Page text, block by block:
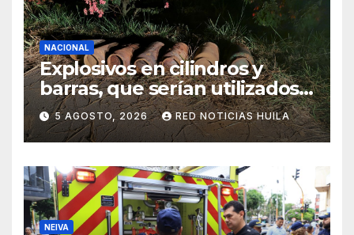
NACIONAL
Explosivos en cilindros y
barras, que serían utilizados
en Cali, fueron incautados
por la Policía
5 AGOSTO, 2026 RED NOTICIAS HUILA
NEIVA